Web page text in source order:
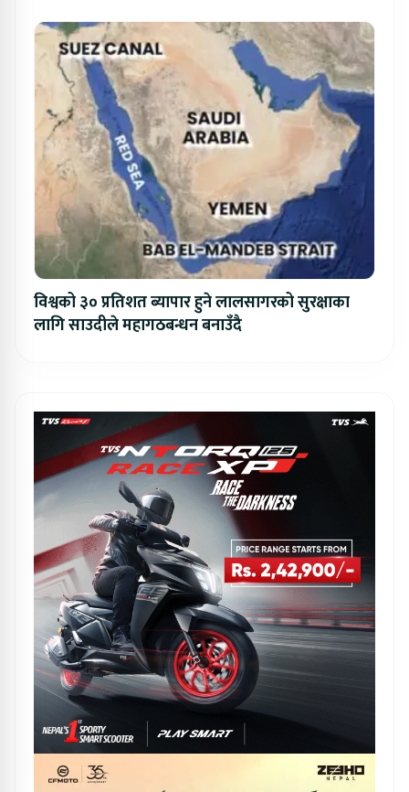
विश्वको ३० प्रतिशत ब्यापार हुने लालसागरको सुरक्षाका
लागि साउदीले महागठबन्धन बनाउँदै